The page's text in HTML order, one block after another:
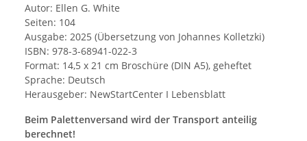
Autor: Ellen G. White
Seiten: 104
Ausgabe: 2025 (Übersetzung von Johannes Kolletzki)
ISBN: 978-3-68941-022-3
Format: 14,5 x 21 cm Broschüre (DIN A5), geheftet
Sprache: Deutsch
Herausgeber: NewStartCenter I Lebensblatt
Beim Palettenversand wird der Transport anteilig
berechnet!